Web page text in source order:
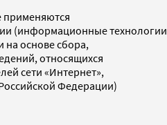
(информационные технологии
основе сбора,
относящихся
сети «Интернет»,
Федерации)